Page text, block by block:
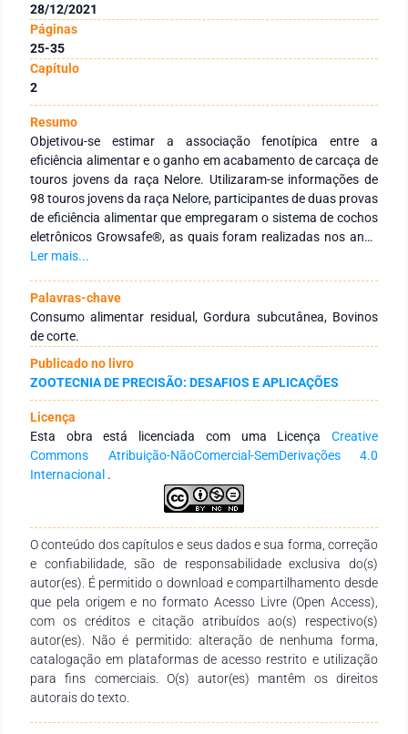
28/12/2021
Páginas
25-35
Capítulo
2
Resumo
Objetivou-se estimar a associação fenotípica entre a
eficiência alimentar e o ganho em acabamento de carcaça de
touros jovens da raça Nelore. Utilizaram-se informações de
98 touros jovens da raça Nelore, participantes de duas provas
de eficiência alimentar que empregaram o sistema de cochos
eletrônicos Growsafe®, as quais foram realizadas nos anos
de 2015 e 2016, na fazenda Capim Branco, da Universidade
tiveram duração de 91 dias, sendo 21 dias de adaptação e 70
dias de avaliação. Os animais apresentavam idade média ao
início e ao término do confinamento de 19,98 e 22,16 meses e
peso inicial e final médio de 428,17 e 542,27kg,
respectivamente. Verificou-se que os animais mais eficientes
depositaram menos gordura, e os animais menos eficientes
depositaram mais gordura durante o período de avaliação em
confinamento. Observou-se que há uma associação
fenotípica de baixa magnitude (0,29) entre o consumo
alimentar residual (CAR) e o ganho em acabamento de
carcaça (GACAB). Assim, pode-se inferir que, ao serem
selecionados menores valores de CAR, haverá alguma
mais eficientes (CAR negativo) podem apresentar menor
deposição de gordura subcutânea, influenciando na
qualidade de carcaça de bovinos da raça Nelore.
Ler mais...
Palavras-chave
Consumo alimentar residual, Gordura subcutânea, Bovinos
de corte.
Publicado no livro
ZOOTECNIA DE PRECISÃO: DESAFIOS E APLICAÇÕES
Licença
Esta obra está licenciada com uma Licença Creative
Commons Atribuição-NãoComercial-SemDerivações 4.0
Internacional .
O conteúdo dos capítulos e seus dados e sua forma, correção
e confiabilidade, são de responsabilidade exclusiva do(s)
autor(es). É permitido o download e compartilhamento desde
que pela origem e no formato Acesso Livre (Open Access),
com os créditos e citação atribuídos ao(s) respectivo(s)
autor(es). Não é permitido: alteração de nenhuma forma,
catalogação em plataformas de acesso restrito e utilização
para fins comerciais. O(s) autor(es) mantêm os direitos
autorais do texto.